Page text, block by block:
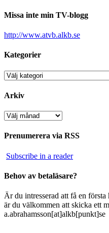
Missa inte min TV-blogg
http://www.atvb.alkb.se
Kategorier
Kategorier
Arkiv
Arkiv
Prenumerera via RSS
Subscribe in a reader
Behov av betaläsare?
Är du intresserad att få en
är du välkommen att skicka ett
a.abrahamsson[at]alkb[punkt]se